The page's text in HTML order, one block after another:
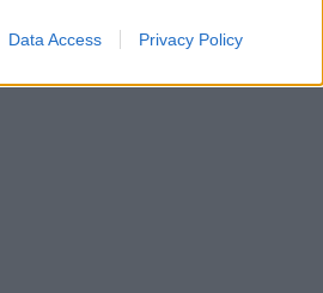
Data Access Privacy Policy